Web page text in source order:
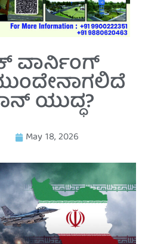
ವಾರ್ನಿಂಗ್
ಯುದ್ಧ?
May 18, 2026